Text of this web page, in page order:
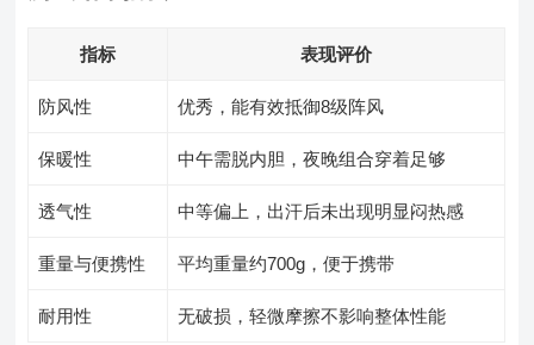
指标 表现评价
防风性 优秀，能有效抵御8级阵风
保暖性 中午需脱内胆，夜晚组合穿着足够
透气性 中等偏上，出汗后未出现明显闷热感
重量与便携性 平均重量约700g，便于携带
耐用性 无破损，轻微摩擦不影响整体性能